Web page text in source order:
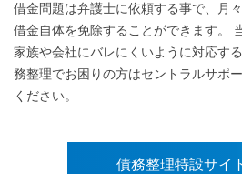
借金問題は弁護士に依頼する事で、月
借金自体を免除することができます。
家族や会社にバレにくいように対応す
務整理でお困りの方はセントラルサポ
ください。
債務整理特設サイ